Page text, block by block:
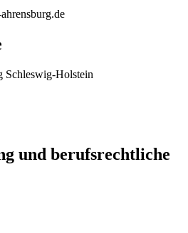
Schleswig-Holstein
und berufsrechtliche